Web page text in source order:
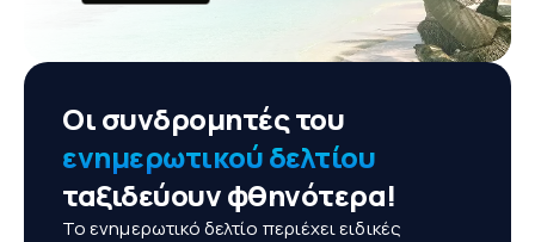
Οι συνδρομητές του
ενημερωτικού δελτίου
ταξιδεύουν φθηνότερα!
Το ενημερωτικό δελτίο περιέχει ειδικές